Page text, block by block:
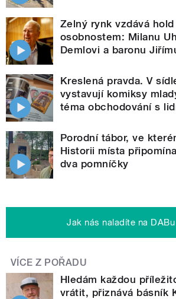
Zelný rynk vzdává
osobnostem: Milanu
Demlovi a baronu
Kreslená pravda. V
vystavují komiksy
téma obchodování s
Porodní tábor, ve
Historii místa
dva pomníčky
Jak nás naladíte na DABu
VÍCE Z POŘADU
Hledám každou
vrátit, přiznává básník